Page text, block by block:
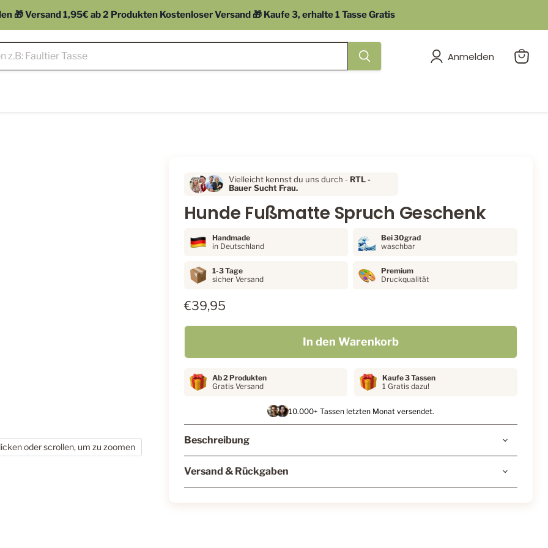
🎁 Versand 1,95€ ab 2 Produkten Kostenloser Versand 🎁 Kaufe 3, erhalte 1 Tasse Gratis
Anmelden
oder scrollen, um zu zoomen
Vielleicht kennst du uns durch - RTL -
Bauer Sucht Frau.
Hunde Fußmatte Spruch Geschenk
Handmade
in Deutschland
Bei 30grad
waschbar
1-3 Tage
sicher Versand
Premium
Druckqualität
€39,95
In den Warenkorb
Ab 2 Produkten
Gratis Versand
Kaufe 3 Tassen
1 Gratis dazu!
10.000+ Tassen letzten Monat versendet.
Beschreibung
Versand & Rückgaben